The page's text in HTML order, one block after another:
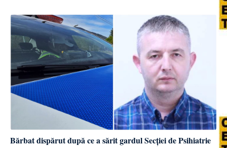
Bărbat dispărut după ce a sărit gardul Secției de Psihiatrie